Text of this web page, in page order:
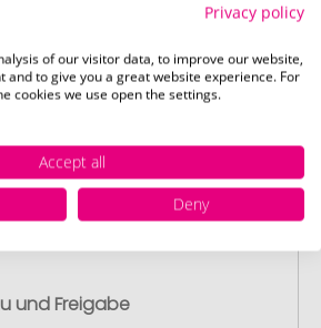
und schließen Sie Ihre
Sie gerade keine
zur Verfügung haben,
gerne später
und Freigabe
Privacy policy
of our visitor data, to improve our website,
and to give you a great website experience. For
cookies we use open the settings.
Accept all
Deny